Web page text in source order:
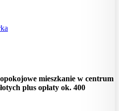
mieszkanie w centrum
plus opłaty ok. 400